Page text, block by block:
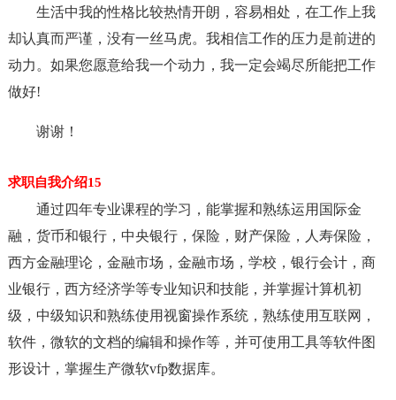
生活中我的性格比较热情开朗，容易相处，在工作上我
却认真而严谨，没有一丝马虎。我相信工作的压力是前进的
动力。如果您愿意给我一个动力，我一定会竭尽所能把工作
做好!
谢谢！
求职自我介绍15
通过四年专业课程的学习，能掌握和熟练运用国际金
融，货币和银行，中央银行，保险，财产保险，人寿保险，
西方金融理论，金融市场，金融市场，学校，银行会计，商
业银行，西方经济学等专业知识和技能，并掌握计算机初
级，中级知识和熟练使用视窗操作系统，熟练使用互联网，
软件，微软的文档的编辑和操作等，并可使用工具等软件图
形设计，掌握生产微软vfp数据库。